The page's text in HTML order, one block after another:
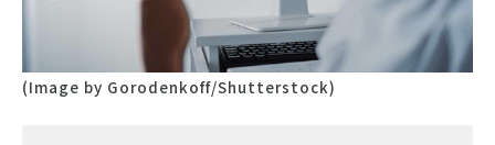
(Image by Gorodenkoff/Shutterstock)